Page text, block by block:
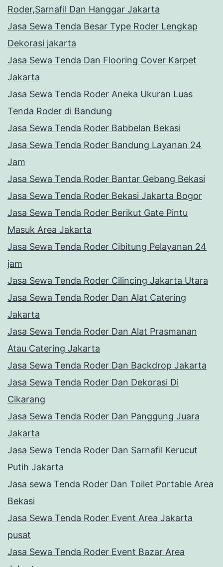
Roder,Sarnafil Dan Hanggar Jakarta
Jasa Sewa Tenda Besar Type Roder Lengkap
Dekorasi jakarta
Jasa Sewa Tenda Dan Flooring Cover Karpet
Jakarta
Jasa Sewa Tenda Roder Aneka Ukuran Luas
Tenda Roder di Bandung
Jasa Sewa Tenda Roder Babbelan Bekasi
Jasa Sewa Tenda Roder Bandung Layanan 24
Jam
Jasa Sewa Tenda Roder Bantar Gebang Bekasi
Jasa Sewa Tenda Roder Bekasi Jakarta Bogor
Jasa Sewa Tenda Roder Berikut Gate Pintu
Masuk Area Jakarta
Jasa Sewa Tenda Roder Cibitung Pelayanan 24
jam
Jasa Sewa Tenda Roder Cilincing Jakarta Utara
Jasa Sewa Tenda Roder Dan Alat Catering
Jakarta
Jasa Sewa Tenda Roder Dan Alat Prasmanan
Atau Catering Jakarta
Jasa Sewa Tenda Roder Dan Backdrop Jakarta
Jasa Sewa Tenda Roder Dan Dekorasi Di
Cikarang
Jasa Sewa Tenda Roder Dan Panggung Juara
Jakarta
Jasa Sewa Tenda Roder Dan Sarnafil Kerucut
Putih Jakarta
Jasa sewa Tenda Roder Dan Toilet Portable Area
Bekasi
Jasa Sewa Tenda Roder Event Area Jakarta
pusat
Jasa Sewa Tenda Roder Event Bazar Area